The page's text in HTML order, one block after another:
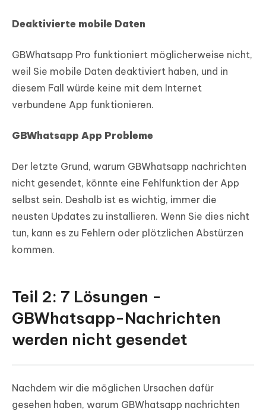
Deaktivierte mobile Daten
GBWhatsapp Pro funktioniert möglicherweise nicht,
weil Sie mobile Daten deaktiviert haben, und in
diesem Fall würde keine mit dem Internet
verbundene App funktionieren.
GBWhatsapp App Probleme
Der letzte Grund, warum GBWhatsapp nachrichten
nicht gesendet, könnte eine Fehlfunktion der App
selbst sein. Deshalb ist es wichtig, immer die
neusten Updates zu installieren. Wenn Sie dies nicht
tun, kann es zu Fehlern oder plötzlichen Abstürzen
kommen.
Teil 2: 7 Lösungen -
GBWhatsapp-Nachrichten
werden nicht gesendet
Nachdem wir die möglichen Ursachen dafür
gesehen haben, warum GBWhatsapp nachrichten